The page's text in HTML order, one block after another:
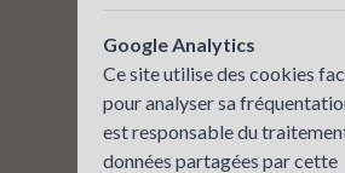
Google Analytics
Ce site utilise des cookies
pour analyser sa
est responsable du
données partagées par cette